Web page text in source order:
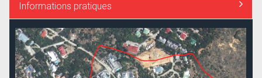
Informations pratiques